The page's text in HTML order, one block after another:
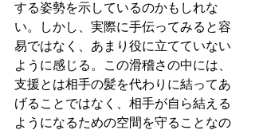
する姿勢を示しているのかもしれな
い。しかし、実際に手伝ってみると容
易ではなく、あまり役に立てていない
ように感じる。この滑稽さの中には、
支援とは相手の髪を代わりに結ってあ
げることではなく、相手が自ら結える
ようになるための空間を守ることなの